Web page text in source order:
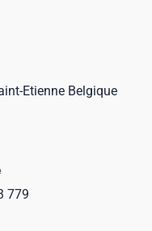
Etienne Belgique
779